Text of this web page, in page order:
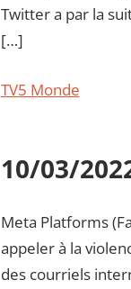
Twitter a par la
[…]
TV5 Monde
10/03/
Meta Platforms
appeler à la
des courriels